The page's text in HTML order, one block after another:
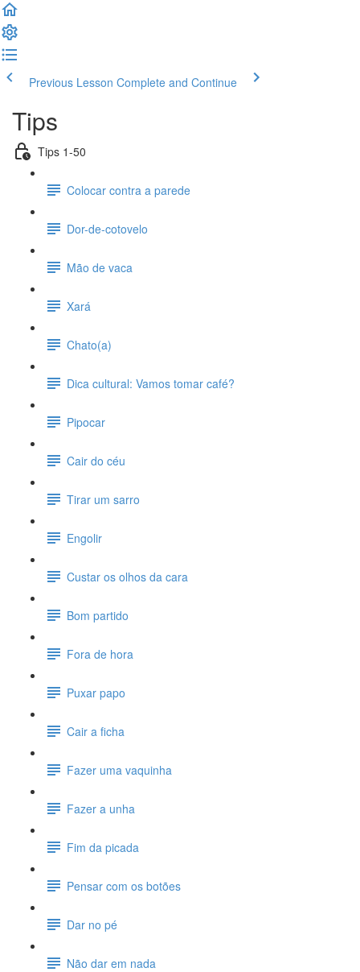
Previous Lesson Complete and Continue
Tips
Tips 1-50
Colocar contra a parede
Dor-de-cotovelo
Mão de vaca
Xará
Chato(a)
Dica cultural: Vamos tomar café?
Pipocar
Cair do céu
Tirar um sarro
Engolir
Custar os olhos da cara
Bom partido
Fora de hora
Puxar papo
Cair a ficha
Fazer uma vaquinha
Fazer a unha
Fim da picada
Pensar com os botões
Dar no pé
Não dar em nada